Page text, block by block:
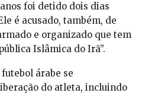
foi detido dois dias
é acusado, também, de
e organizado que tem
Islâmica do Irã”.
árabe se
do atleta, incluindo